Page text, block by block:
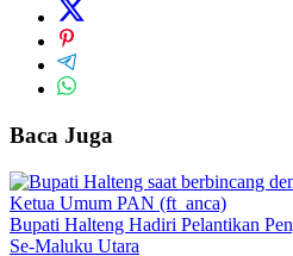
Baca Juga
Bupati Halteng Hadiri Pelantikan
Se-Maluku Utara